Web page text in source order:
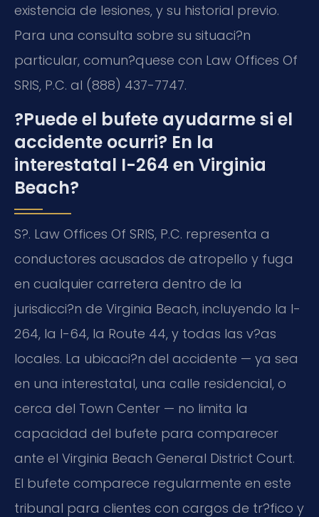
existencia de lesiones, y su historial previo.
Para una consulta sobre su situaci?n
particular, comun?quese con Law Offices Of
SRIS, P.C. al (888) 437-7747.
?Puede el bufete ayudarme si el
accidente ocurri? En la
interestatal I-264 en Virginia
Beach?
S?. Law Offices Of SRIS, P.C. representa a
conductores acusados de atropello y fuga
en cualquier carretera dentro de la
jurisdicci?n de Virginia Beach, incluyendo la I-
264, la I-64, la Route 44, y todas las v?as
locales. La ubicaci?n del accidente — ya sea
en una interestatal, una calle residencial, o
cerca del Town Center — no limita la
capacidad del bufete para comparecer
ante el Virginia Beach General District Court.
El bufete comparece regularmente en este
tribunal para clientes con cargos de tr?fico y